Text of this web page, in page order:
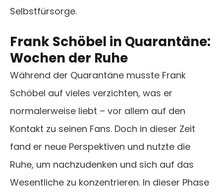
Selbstfürsorge.
Frank Schöbel in Quarantäne:
Wochen der Ruhe
Während der Quarantäne musste Frank
Schöbel auf vieles verzichten, was er
normalerweise liebt – vor allem auf den
Kontakt zu seinen Fans. Doch in dieser Zeit
fand er neue Perspektiven und nutzte die
Ruhe, um nachzudenken und sich auf das
Wesentliche zu konzentrieren. In dieser Phase